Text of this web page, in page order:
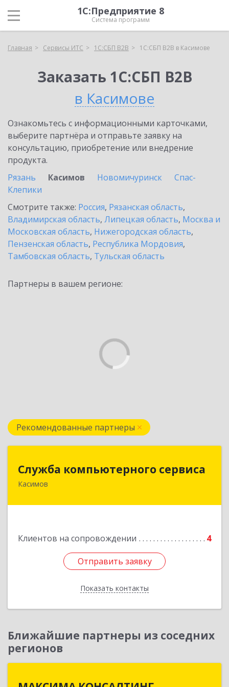
1С:Предприятие 8
Система программ
Главная Сервисы ИТС 1С:СБП B2B 1С:СБП B2B в Касимове
Заказать 1С:СБП B2B
в Касимове
Ознакомьтесь с информационными карточками,
выберите партнёра и отправьте заявку на
консультацию, приобретение или внедрение
продукта.
Рязань
Касимов Новомичуринск
Спас-
Клепики
Смотрите также: Россия, Рязанская область,
Владимирская область, Липецкая область, Москва и
Московская область, Нижегородская область,
Пензенская область, Республика Мордовия,
Тамбовская область, Тульская область
Партнеры в вашем регионе:
Рекомендованные партнеры
Служба компьютерного сервиса
Касимов
Клиентов на сопровождении 4
Отправить заявку
Показать контакты
Служба компьютерного сервиса
391300, Рязанская обл., г.Касимов, ул.Советская
Отправить заявку
Назад
Ближайшие партнеры из соседних
регионов